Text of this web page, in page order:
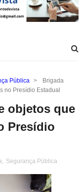
Pública >
Brigada
no Presídio Estadual
objetos que
Presídio
, Segurança Pública